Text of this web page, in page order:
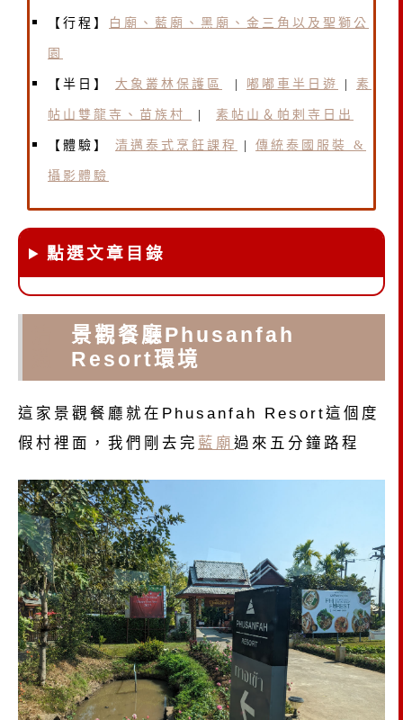
【行程】 白廟、藍廟、黑廟、金三角以及聖獅公
園
【半日】 大象叢林保護區 | 嘟嘟車半日遊 | 素
帖山雙龍寺、苗族村 | 素帖山＆帕剌寺日出
【體驗】 清邁泰式烹飪課程 | 傳統泰國服裝 &
攝影體驗
點選文章目錄
景觀餐廳Phusanfah
Resort環境
這家景觀餐廳就在Phusanfah Resort這個度
假村裡面，我們剛去完 藍廟 過來五分鐘路程